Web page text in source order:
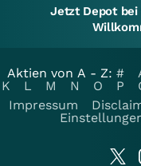
Jetzt Depot bei
Aktien von A - Z: #
K
L M N O P
Impressum